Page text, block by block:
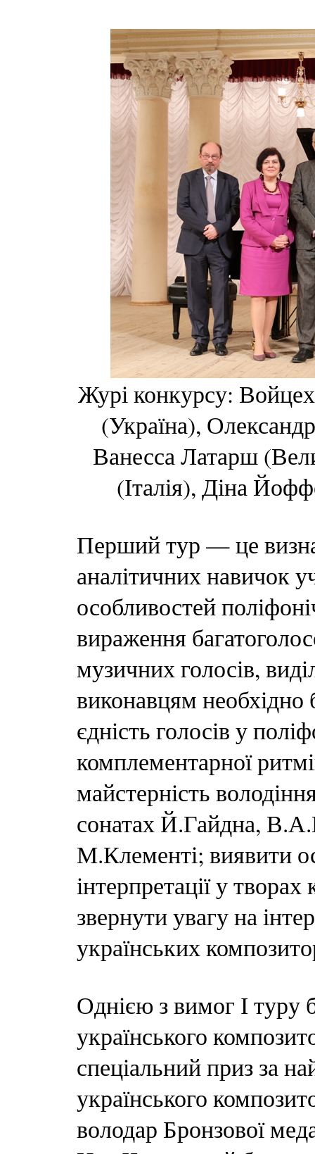
Журі конкурсу:
(Україна),
Ванесса Латарш
(Італія), Діна
Перший тур — це
аналітичних навичок
особливостей
вираження
музичних голосів,
виконавцям необхідно
єдність голосів у
комплементарної
майстерність
сонатах Й.Гайдна,
М.Клементі; виявити
інтерпретації у
звернути увагу на
українських
Однією з вимог І туру
українського
спеціальний приз за
українського
володар Бронзової